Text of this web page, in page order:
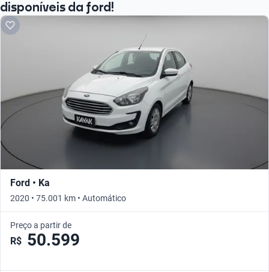
Busque por versão
disponíveis da ford!
Ford • Ka
2020 • 75.001 km • Automático
Preço a partir de
R$ 50.599